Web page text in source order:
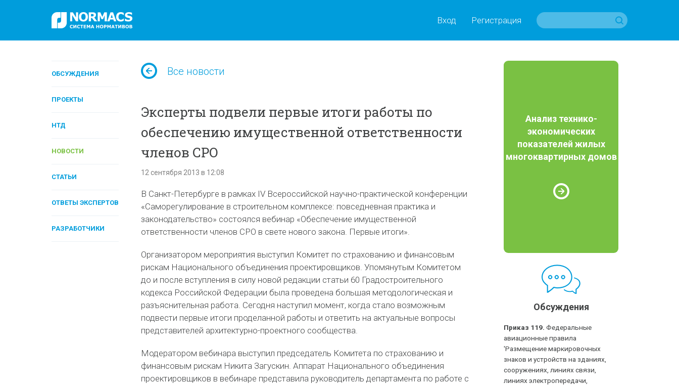
Вход Регистрация
ОБСУЖДЕНИЯ
ПРОЕКТЫ
НТД
НОВОСТИ
СТАТЬИ
ОТВЕТЫ ЭКСПЕРТОВ
РАЗРАБОТЧИКИ
Все новости
Эксперты подвели первые итоги работы по
обеспечению имущественной ответственности
членов СРО
12 сентября 2013 в 12:08
В Санкт-Петербурге в рамках IV Всероссийской научно-практической конференции
«Саморегулирование в строительном комплексе: повседневная практика и
законодательство» состоялся вебинар «Обеспечение имущественной
ответственности членов СРО в свете нового закона. Первые итоги».
Организатором мероприятия выступил Комитет по страхованию и финансовым
рискам Национального объединения проектировщиков. Упомянутым Комитетом
до и после вступления в силу новой редакции статьи 60 Градостроительного
кодекса Российской Федерации была проведена большая методологическая и
разъяснительная работа. Сегодня наступил момент, когда стало возможным
подвести первые итоги проделанной работы и ответить на актуальные вопросы
представителей архитектурно-проектного сообщества.
Модератором вебинара выступил председатель Комитета по страхованию и
финансовым рискам Никита Загускин. Аппарат Национального объединения
проектировщиков в вебинаре представила руководитель департамента по работе с
Анализ технико-
экономических
показателей жилых
многоквартирных домов
Обсуждения
Приказ 119. Федеральные
авиационные правила
'Размещение маркировочных
знаков и устройств на зданиях,
сооружениях, линиях связи,
линиях электропередачи,